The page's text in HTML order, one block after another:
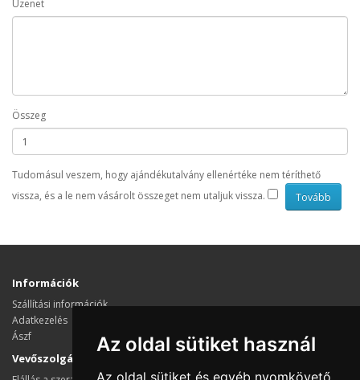
Az oldal sütiket használ
Az oldal sütiket és egyéb nyomkövető
Üzenet
Összeg
Tudomásul veszem, hogy ajándékutalvány ellenértéke nem téríthető
vissza, és a le nem vásárolt összeget nem utaljuk vissza.
Információk
Szállítási információk
Adatkezelés
Ászf
Vevőszolgálat